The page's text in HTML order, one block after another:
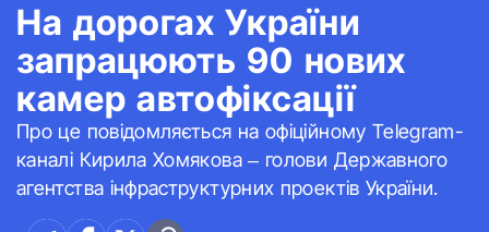
На дорогах України
запрацюють 90 нових
камер автофіксації
Про це повідомляється на офіційному Telegram-
каналі Кирила Хомякова – голови Державного
агентства інфраструктурних проектів України.